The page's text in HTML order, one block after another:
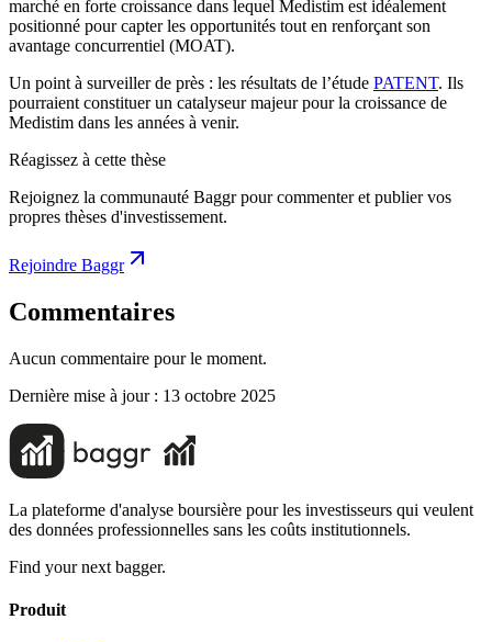
marché en forte croissance dans lequel Medistim est idéalement
positionné pour capter les opportunités tout en renforçant son
avantage concurrentiel (MOAT).
Un point à surveiller de près : les résultats de l’étude PATENT. Ils
pourraient constituer un catalyseur majeur pour la croissance de
Medistim dans les années à venir.
Réagissez à cette thèse
Rejoignez la communauté Baggr pour commenter et publier vos
propres thèses d'investissement.
Rejoindre Baggr
Commentaires
Aucun commentaire pour le moment.
Dernière mise à jour : 13 octobre 2025
La plateforme d'analyse boursière pour les investisseurs qui veulent
des données professionnelles sans les coûts institutionnels.
Find your next bagger.
Produit